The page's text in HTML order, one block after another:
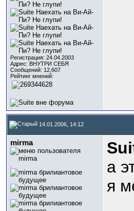
Регистрация: 24.04.2003
Адрес: ВНУТРИ СЕБЯ
Сообщений: 12,607
Рейтинг мнений:
14.01.2006, 14:12
mirma
а
я